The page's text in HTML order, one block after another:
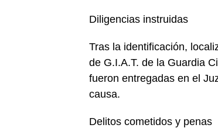
Diligencias instruidas
Tras la identificación,
de G.I.A.T. de la Guardia
fueron entregadas en el
causa.
Delitos cometidos y penas